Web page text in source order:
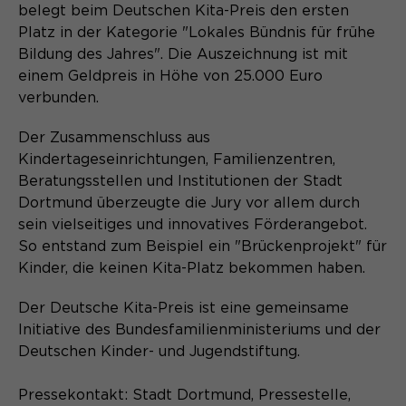
Zweck
Content Management System dieser
Webseite. Diese Basis-Cookies sind
unerlässlich, damit Ihr Besuch auf der
Website angenehm und flüssig wird:
Sie ermöglichen es der Website, Sie
einem Benutzer-Login für einen
geschlossenen Bereich die Benutzer-
ID als verschlüsselten Wert (sog.
"hash-Wert") zum entsprechenden
Datenbankeintrag des Nutzers.
Name PHPSESSID
Anbieter Session-Cookies
Der Session Cookie wird beim
Name _pk_id*
Anbieter Matomo
Laufzeit
Zweck
Dient zur anonymen
Wiedererkennung eines Besuchers.
Name _pk_ses*
Anbieter
Laufzeit 30 Minuten
Speichert vorübergehend Daten der
Cookie-Informationen
Aktivierung Mehrsprachigkeit
Diese Cookies ermöglichen die automatische
Name googtrans
Anbieter
Laufzeit 1 Jahr
Speichert die vom Nutzer gewählte
Übersetzung der Website.
Cookie-Informationen
belegt beim Deutschen Kita-Preis den ersten
Platz in der Kategorie "Lokales Bündnis für frühe
Bildung des Jahres". Die Auszeichnung ist mit
einem Geldpreis in Höhe von 25.000 Euro
verbunden.
Der Zusammenschluss aus
Kindertageseinrichtungen, Familienzentren,
Beratungsstellen und Institutionen der Stadt
Dortmund überzeugte die Jury vor allem durch
sein vielseitiges und innovatives Förderangebot.
So entstand zum Beispiel ein "Brückenprojekt" für
Kinder, die keinen Kita-Platz bekommen haben.
Der Deutsche Kita-Preis ist eine gemeinsame
Initiative des Bundesfamilienministeriums und der
Deutschen Kinder- und Jugendstiftung.
Pressekontakt: Stadt Dortmund, Pressestelle,